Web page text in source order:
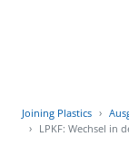
Joining Plastics
LPKF: Wechsel in